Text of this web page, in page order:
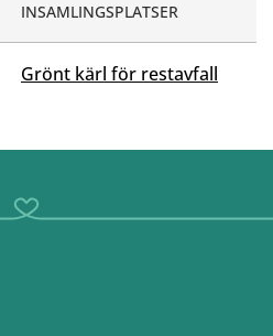
INSAMLINGSPLATSER
Grönt kärl för restavfall